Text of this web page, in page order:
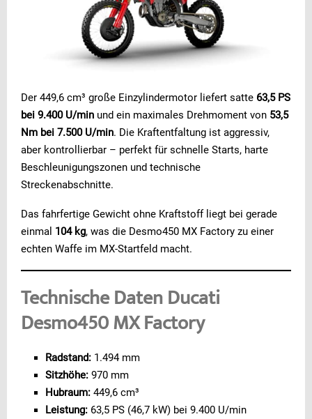
Der 449,6 cm³ große Einzylindermotor liefert satte 63,5 PS
bei 9.400 U/min und ein maximales Drehmoment von 53,5
Nm bei 7.500 U/min. Die Kraftentfaltung ist aggressiv,
aber kontrollierbar – perfekt für schnelle Starts, harte
Beschleunigungszonen und technische
Streckenabschnitte.
Das fahrfertige Gewicht ohne Kraftstoff liegt bei gerade
einmal 104 kg, was die Desmo450 MX Factory zu einer
echten Waffe im MX-Startfeld macht.
Technische Daten Ducati
Desmo450 MX Factory
Radstand: 1.494 mm
Sitzhöhe: 970 mm
Hubraum: 449,6 cm³
Leistung: 63,5 PS (46,7 kW) bei 9.400 U/min